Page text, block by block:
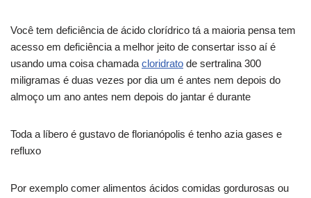
Você tem deficiência de ácido clorídrico tá a maioria pensa tem
acesso em deficiência a melhor jeito de consertar isso aí é
usando uma coisa chamada cloridrato de sertralina 300
miligramas é duas vezes por dia um é antes nem depois do
almoço um ano antes nem depois do jantar é durante
Toda a líbero é gustavo de florianópolis é tenho azia gases e
refluxo
Por exemplo comer alimentos ácidos comidas gordurosas ou